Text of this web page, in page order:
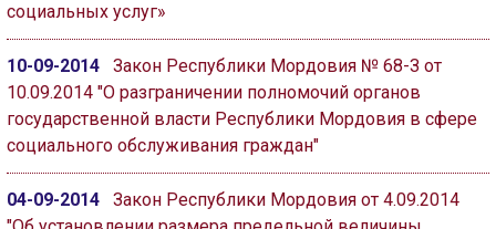
социальных услуг»
10-09-2014
Закон Республики Мордовия № 68-З от
10.09.2014 "О разграничении полномочий органов
государственной власти Республики Мордовия в сфере
социального обслуживания граждан"
04-09-2014
Закон Республики Мордовия от 4.09.2014